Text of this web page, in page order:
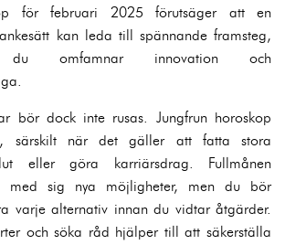
för februari 2025 förutsäger att en
kan leda till spännande framsteg,
omfamnar innovation och
bör dock inte rusas. Jungfrun horoskop
särskilt när det gäller att fatta stora
eller göra karriärsdrag. Fullmånen
med sig nya möjligheter, men du bör
varje alternativ innan du vidtar åtgärder.
och söka råd hjälper till att säkerställa